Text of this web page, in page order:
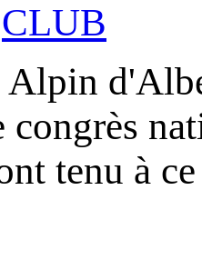
CLUB
Alpin
congrès
tenu à